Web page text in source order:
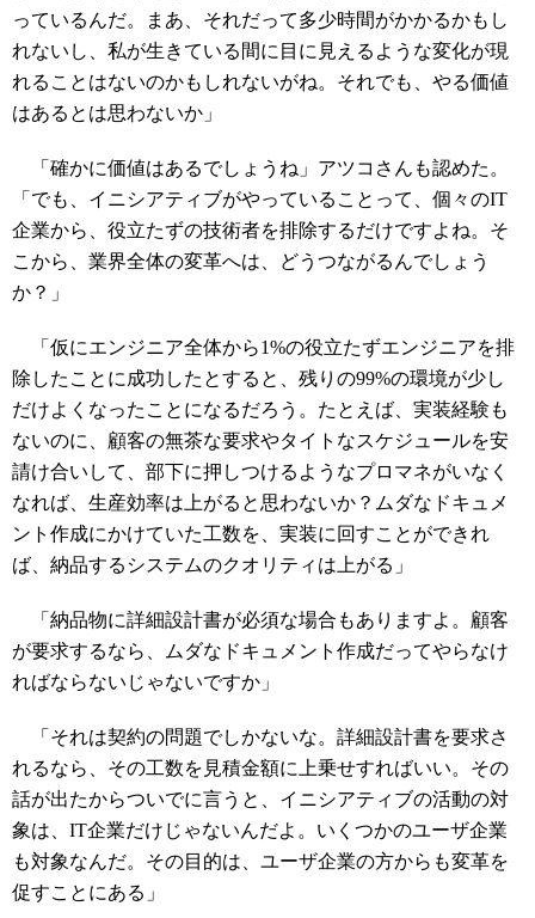
っているんだ。まあ、それだって多少時間がかかるかもし
れないし、私が生きている間に目に見えるような変化が現
れることはないのかもしれないがね。それでも、やる価値
はあるとは思わないか」
「確かに価値はあるでしょうね」アツコさんも認めた。
「でも、イニシアティブがやっていることって、個々のIT
企業から、役立たずの技術者を排除するだけですよね。そ
こから、業界全体の変革へは、どうつながるんでしょう
か？」
「仮にエンジニア全体から1%の役立たずエンジニアを排
除したことに成功したとすると、残りの99%の環境が少し
だけよくなったことになるだろう。たとえば、実装経験も
ないのに、顧客の無茶な要求やタイトなスケジュールを安
請け合いして、部下に押しつけるようなプロマネがいなく
なれば、生産効率は上がると思わないか？ムダなドキュメ
ント作成にかけていた工数を、実装に回すことができれ
ば、納品するシステムのクオリティは上がる」
「納品物に詳細設計書が必須な場合もありますよ。顧客
が要求するなら、ムダなドキュメント作成だってやらなけ
ればならないじゃないですか」
「それは契約の問題でしかないな。詳細設計書を要求さ
れるなら、その工数を見積金額に上乗せすればいい。その
話が出たからついでに言うと、イニシアティブの活動の対
象は、IT企業だけじゃないんだよ。いくつかのユーザ企業
も対象なんだ。その目的は、ユーザ企業の方からも変革を
促すことにある」